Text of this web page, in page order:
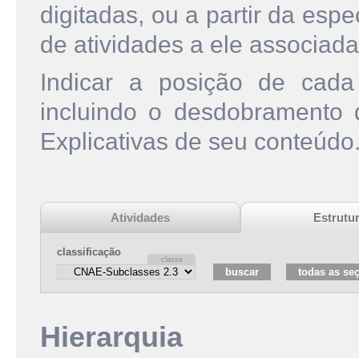
digitadas, ou a partir da
de atividades a ele
Indicar a posição de
incluindo o
Explicativas de seu
Atividades
classificação
Hierarquia